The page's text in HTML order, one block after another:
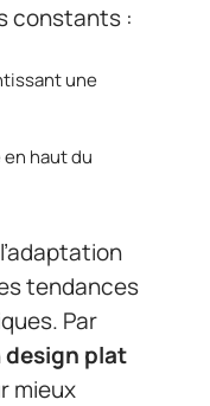
constants :
une
en haut du
tendances
Par
design plat
mieux